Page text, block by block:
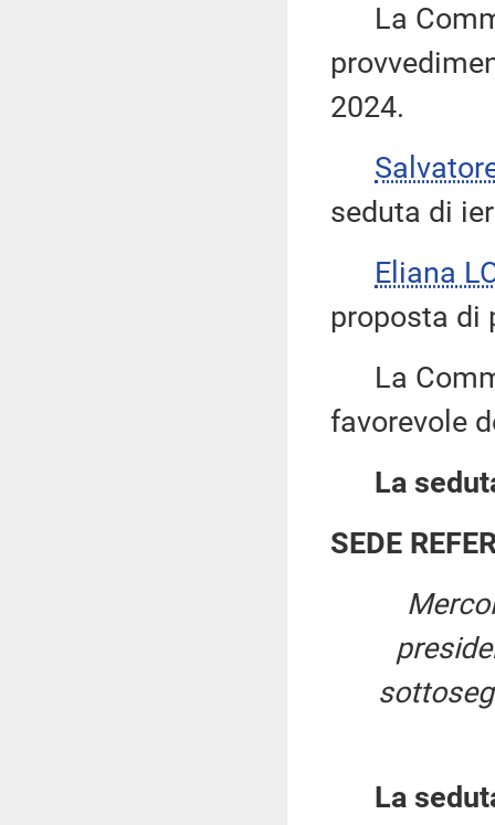
La
2024.
seduta di
Eliana
proposta di
La
favorevole
La
SEDE
La